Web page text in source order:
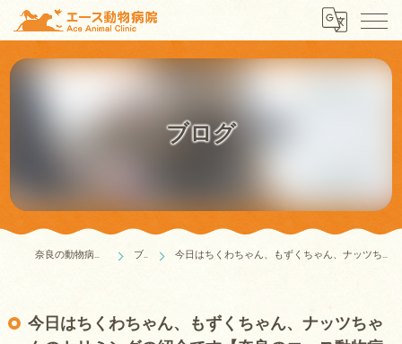
ブログ
奈良の動物病院はエース動物病院 ブログ 今日はちくわちゃん、もずくちゃん、ナッツちゃんのトリミングの紹介です【奈良のエース動物病院】
今日はちくわちゃん、もずくちゃん、ナッツちゃ